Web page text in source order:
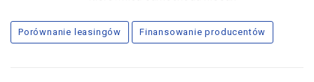
Porównanie leasingów Finansowanie producentów